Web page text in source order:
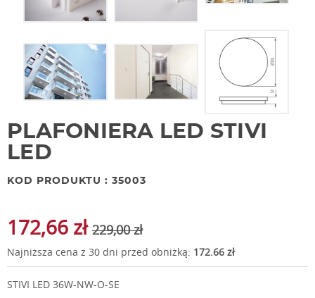
PLAFONIERA LED STIVI
LED
KOD PRODUKTU : 35003
172,66 zł 229,00 zł
Najniższa cena z 30 dni przed obniżką: 172.66 zł
STIVI LED 36W-NW-O-SE